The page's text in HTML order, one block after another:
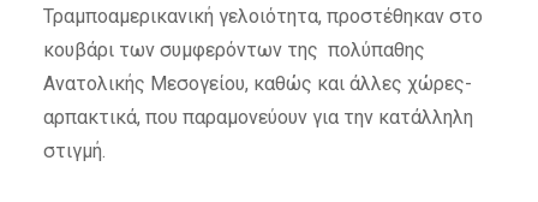
Τραμποαμερικανική γελοιότητα, προστέθηκαν στο
κουβάρι των συμφερόντων της πολύπαθης
Ανατολικής Μεσογείου, καθώς και άλλες χώρες-
αρπακτικά, που παραμονεύουν για την κατάλληλη
στιγμή.